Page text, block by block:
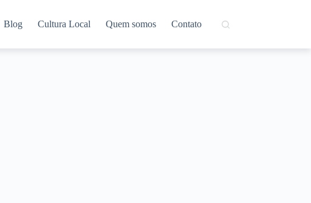
Blog Cultura Local Quem somos Contato